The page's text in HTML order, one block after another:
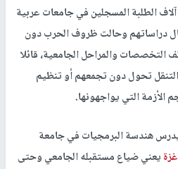
الطلبة المسجلين في جامعات عربية
دراساتهم وحالت ظروف الحرب دون
والمراحل الجامعية، قائلا
تحول دون تجمعهم أو تنظيم
الأزمة التي يواجهونها.
عاما) الذي يدرس هندسة البرمجيات في جامعة
غزةيعني ضياع مستقبله الجامعي وحتى